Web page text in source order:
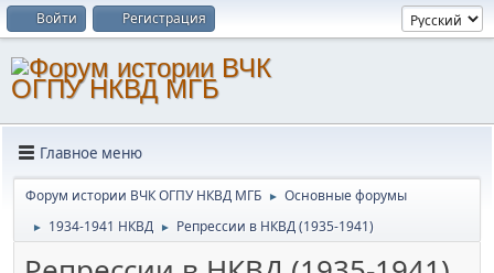
Войти Регистрация
Главное меню
Форум истории ВЧК ОГПУ НКВД МГБ ► Основные форумы
► 1934-1941 НКВД ► Репрессии в НКВД (1935-1941)